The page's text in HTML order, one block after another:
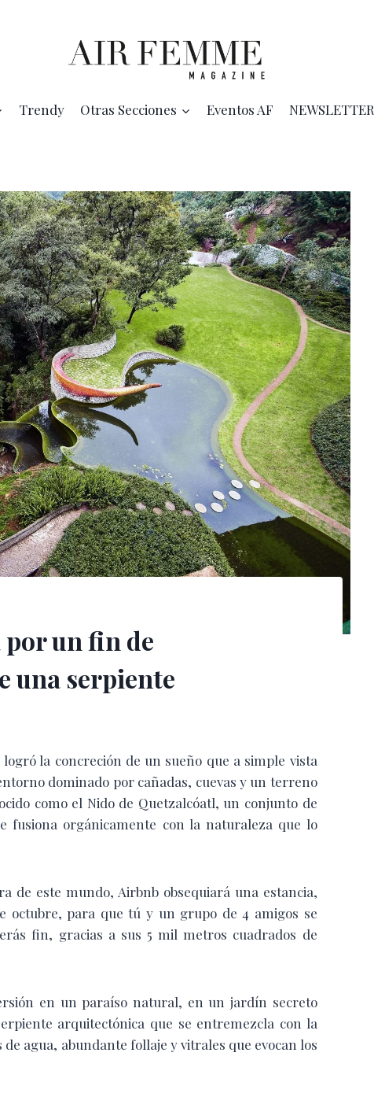
Trendy Otras Secciones Eventos AF NEWSLETTER
por un fin de
una serpiente
la concreción de un sueño que a simple vista
dominado por cañadas, cuevas y un terreno
como el Nido de Quetzalcóatl, un conjunto de
fusiona orgánicamente con la naturaleza que lo
de este mundo, Airbnb obsequiará una estancia,
octubre, para que tú y un grupo de 4 amigos se
fin, gracias a sus 5 mil metros cuadrados de
en un paraíso natural, en un jardín secreto
arquitectónica que se entremezcla con la
agua, abundante follaje y vitrales que evocan los